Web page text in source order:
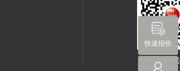
尚层装饰
快速报价